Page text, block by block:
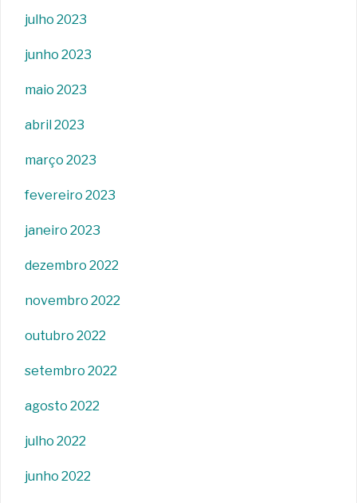
julho 2023
junho 2023
maio 2023
abril 2023
março 2023
fevereiro 2023
janeiro 2023
dezembro 2022
novembro 2022
outubro 2022
setembro 2022
agosto 2022
julho 2022
junho 2022